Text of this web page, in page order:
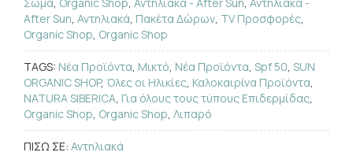
Σώμα, Organic Shop, Αντηλιακά - After Sun, Αντηλιακά -
After Sun, Αντηλιακά, Πακέτα Δώρων, TV Προσφορές,
Organic Shop, Organic Shop
TAGS: Νέα Προϊόντα, Μικτό, Νέα Προϊόντα, Spf 50, SUN
ORGANIC SHOP, Όλες οι Ηλικίες, Καλοκαιρίνα Προϊόντα,
NATURA SIBERICA, Για όλους τους τύπους Επιδερμίδας,
Organic Shop, Organic Shop, Λιπαρό
ΠΙΣΩ ΣΕ: Αντηλιακά